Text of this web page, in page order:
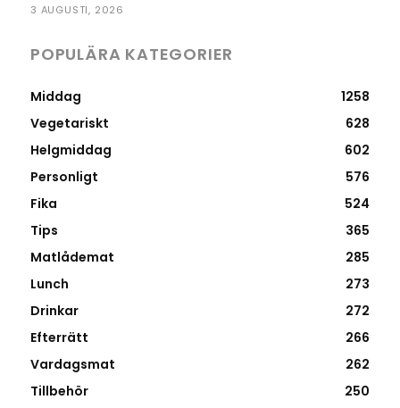
3 AUGUSTI, 2026
POPULÄRA KATEGORIER
Middag
1258
Vegetariskt
628
Helgmiddag
602
Personligt
576
Fika
524
Tips
365
Matlådemat
285
Lunch
273
Drinkar
272
Efterrätt
266
Vardagsmat
262
Tillbehör
250